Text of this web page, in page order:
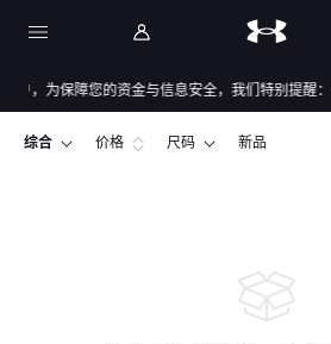
户，为保障您的资金与信息安全，我们特别提醒
综合 价格 尺码 新品